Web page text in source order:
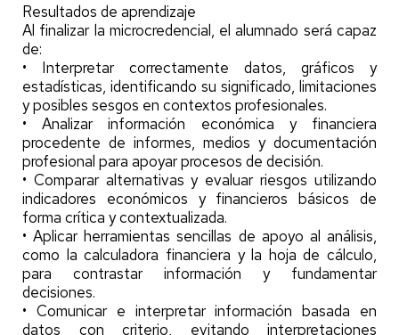
Resultados de aprendizaje
Al finalizar la microcredencial, el alumnado será capaz
de:
• Interpretar correctamente datos, gráficos y
estadísticas, identificando su significado, limitaciones
y posibles sesgos en contextos profesionales.
• Analizar información económica y financiera
procedente de informes, medios y documentación
profesional para apoyar procesos de decisión.
• Comparar alternativas y evaluar riesgos utilizando
indicadores económicos y financieros básicos de
forma crítica y contextualizada.
• Aplicar herramientas sencillas de apoyo al análisis,
como la calculadora financiera y la hoja de cálculo,
para contrastar información y fundamentar
decisiones.
• Comunicar e interpretar información basada en
datos con criterio, evitando interpretaciones